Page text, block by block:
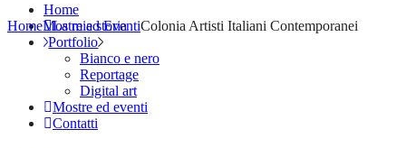
Home
La mia storia
Portfolio
Bianco e nero
Reportage
Digital art
Mostre ed eventi
Contatti
HomeMostre ed EventiColonia Artisti Italiani Contemporanei